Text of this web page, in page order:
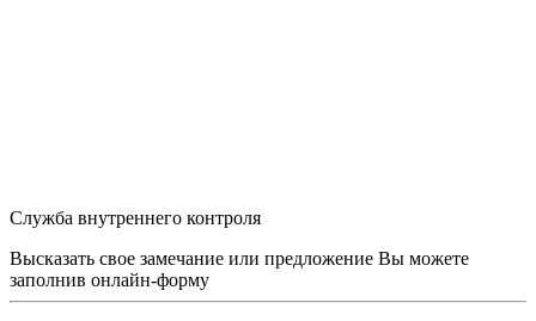
Служба внутреннего контроля
Высказать свое замечание или предложение Вы можете
заполнив онлайн-форму